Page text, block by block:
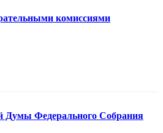
комиссиями
Думы Федерального Собрания